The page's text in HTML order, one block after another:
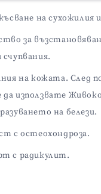
на сухожилия
за
счупвания.
на кожата. След
използвате
на белези.
с остеохондроза.
с радикулит.